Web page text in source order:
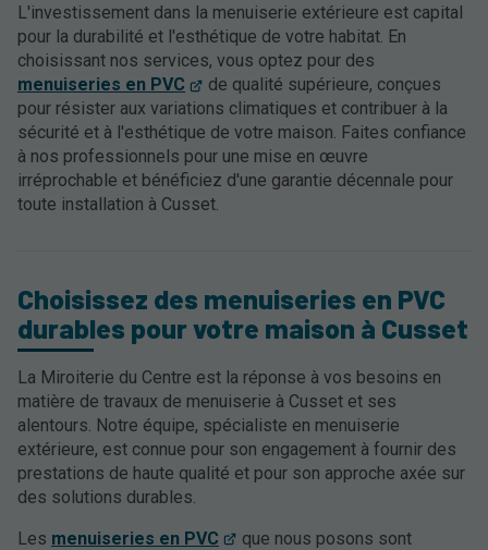
L'investissement dans la menuiserie extérieure est capital
pour la durabilité et l'esthétique de votre habitat. En
choisissant nos services, vous optez pour des
menuiseries en PVC
de qualité supérieure, conçues
pour résister aux variations climatiques et contribuer à la
sécurité et à l'esthétique de votre maison. Faites confiance
à nos professionnels pour une mise en œuvre
irréprochable et bénéficiez d'une garantie décennale pour
toute installation à Cusset.
Choisissez des menuiseries en PVC
durables pour votre maison à Cusset
La Miroiterie du Centre est la réponse à vos besoins en
matière de travaux de menuiserie à Cusset et ses
alentours. Notre équipe, spécialiste en menuiserie
extérieure, est connue pour son engagement à fournir des
prestations de haute qualité et pour son approche axée sur
des solutions durables.
Les menuiseries en PVC
que nous posons sont